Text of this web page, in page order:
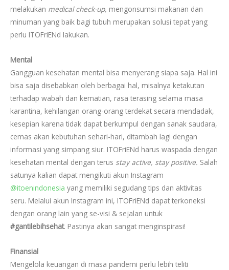
melakukan medical check-up, mengonsumsi makanan dan
minuman yang baik bagi tubuh merupakan solusi tepat yang
perlu ITOFriENd lakukan.
Mental
Gangguan kesehatan mental bisa menyerang siapa saja. Hal ini
bisa saja disebabkan oleh berbagai hal, misalnya ketakutan
terhadap wabah dan kematian, rasa terasing selama masa
karantina, kehilangan orang-orang terdekat secara mendadak,
kesepian karena tidak dapat berkumpul dengan sanak saudara,
cemas akan kebutuhan sehari-hari, ditambah lagi dengan
informasi yang simpang siur. ITOFriENd harus waspada dengan
kesehatan mental dengan terus stay active, stay positive. Salah
satunya kalian dapat mengikuti akun Instagram
@itoenindonesia yang memiliki segudang tips dan aktivitas
seru. Melalui akun Instagram ini, ITOFriENd dapat terkoneksi
dengan orang lain yang se-visi & sejalan untuk
#gantilebihsehat. Pastinya akan sangat menginspirasi!
Finansial
Mengelola keuangan di masa pandemi perlu lebih teliti